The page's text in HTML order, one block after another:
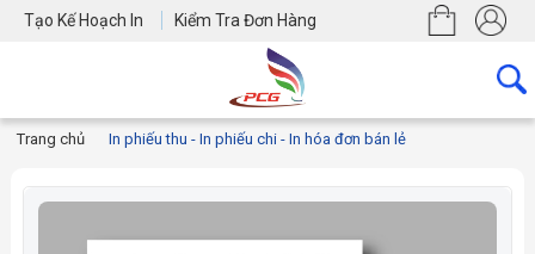
Tạo Kế Hoạch In Kiểm Tra Đơn Hàng
Trang chủ In phiếu thu - In phiếu chi - In hóa đơn bán lẻ